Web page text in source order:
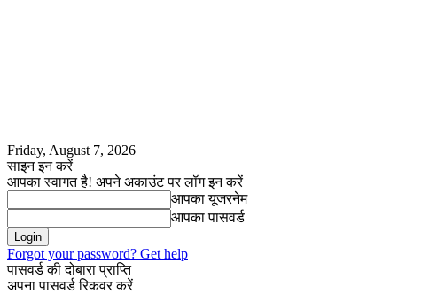
Friday, August 7, 2026
साइन इन करें
आपका स्वागत है! अपने अकाउंट पर लॉग इन करें
आपका यूजरनेम
आपका पासवर्ड
Forgot your password? Get help
पासवर्ड की दोबारा प्राप्ति
अपना पासवर्ड रिकवर करें